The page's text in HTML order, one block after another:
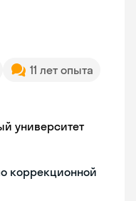
11 лет опыта
университет
коррекционной